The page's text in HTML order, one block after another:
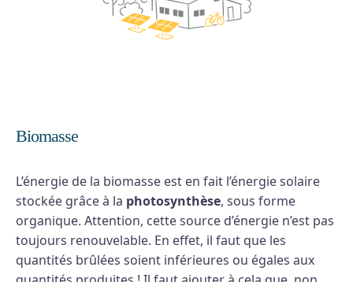
Biomasse
L’énergie de la biomasse est en fait l’énergie solaire
stockée grâce à la photosynthèse, sous forme
organique. Attention, cette source d’énergie n’est pas
toujours renouvelable. En effet, il faut que les
quantités brûlées soient inférieures ou égales aux